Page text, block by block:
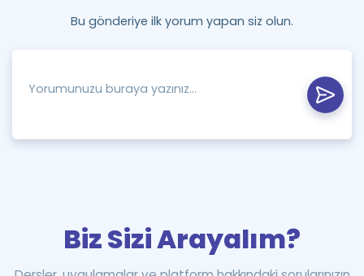
Bu gönderiye ilk yorum yapan siz olun.
Biz Sizi Arayalım?